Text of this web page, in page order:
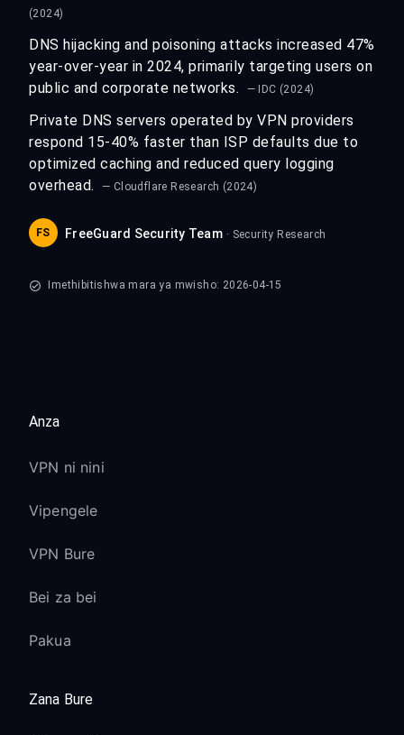
(2024)
DNS hijacking and poisoning attacks increased 47%
year-over-year in 2024, primarily targeting users on
public and corporate networks.
— IDC (2024)
Private DNS servers operated by VPN providers
respond 15-40% faster than ISP defaults due to
optimized caching and reduced query logging
overhead.
— Cloudflare Research (2024)
FS FreeGuard Security Team · Security Research
Imethibitishwa mara ya mwisho: 2026-04-15
Anza
VPN ni nini
Vipengele
VPN Bure
Bei za bei
Pakua
Zana Bure